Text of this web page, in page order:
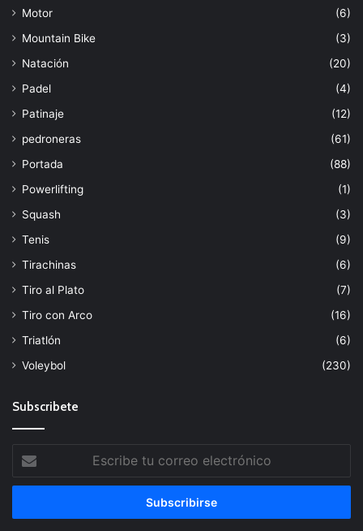
Motor
(6)
Mountain Bike
(3)
Natación
(20)
Padel
(4)
Patinaje
(12)
pedroneras
(61)
Portada
(88)
Powerlifting
(1)
Squash
(3)
Tenis
(9)
Tirachinas
(6)
Tiro al Plato
(7)
Tiro con Arco
(16)
Triatlón
(6)
Voleybol
(230)
Subscribete
tu
correo